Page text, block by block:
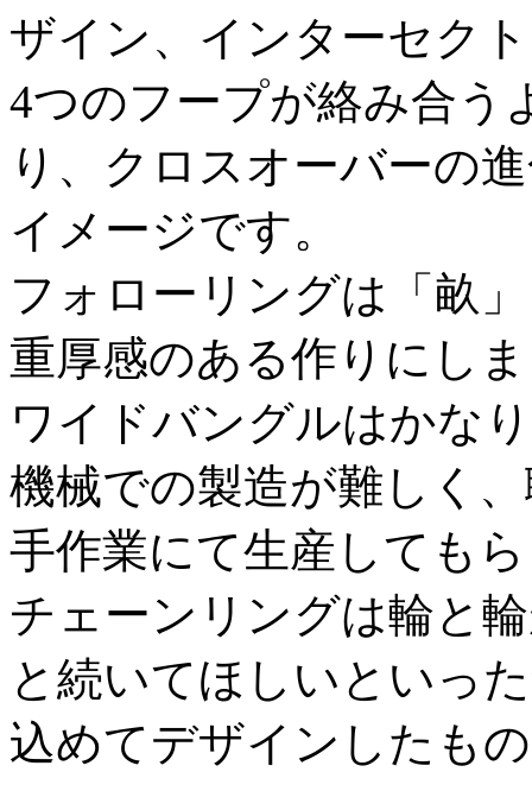
ザイン、インターセク
4つのフープが絡み合う
り、クロスオーバーの
イメージです。
フォローリングは「畝
重厚感のある作りにし
ワイドバングルはかな
機械での製造が難しく
手作業にて生産しても
チェーンリングは輪と
と続いてほしいといっ
込めてデザインしたも